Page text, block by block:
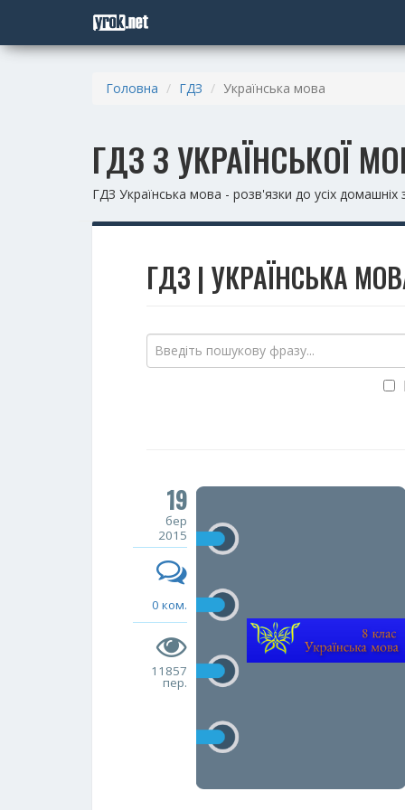
Головна ГДЗ Українська мова
ГДЗ З УКРАЇНСЬКОЇ
ГДЗ Українська мова - розв'язки до усіх домашніх
ГДЗ | УКРАЇНСЬКА
19
бер
2015
0 ком.
11857
пер.